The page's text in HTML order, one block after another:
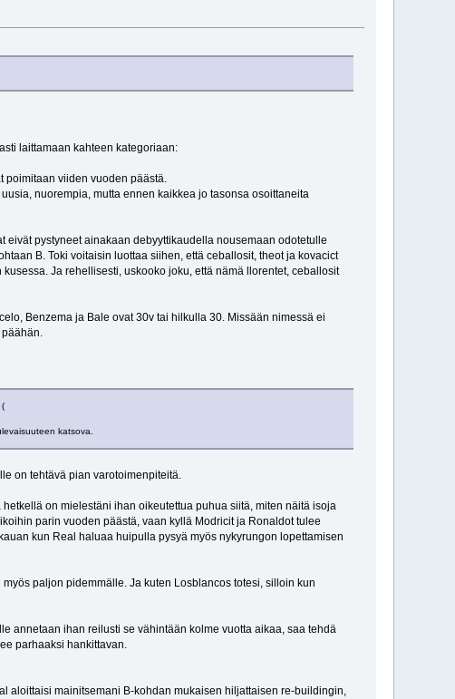
laittamaan kahteen kategoriaan:
poimitaan viiden vuoden päästä.
nuorempia, mutta ennen kaikkea jo tasonsa osoittaneita
eivät pystyneet ainakaan debyyttikaudella nousemaan odotetulle
B. Toki voitaisin luottaa siihen, että ceballosit, theot ja kovacict
Ja rehellisesti, uskooko joku, että nämä llorentet, ceballosit
Benzema ja Bale ovat 30v tai hilkulla 30. Missään nimessä ei
(
katsova.
on tehtävä pian varotoimenpiteitä.
on mielestäni ihan oikeutettua puhua siitä, miten näitä isoja
parin vuoden päästä, vaan kyllä Modricit ja Ronaldot tulee
kun Real haluaa huipulla pysyä myös nykyrungon lopettamisen
paljon pidemmälle. Ja kuten Losblancos totesi, silloin kun
annetaan ihan reilusti se vähintään kolme vuotta aikaa, saa tehdä
parhaaksi hankittavan.
aloittaisi mainitsemani B-kohdan mukaisen hiljattaisen re-buildingin,